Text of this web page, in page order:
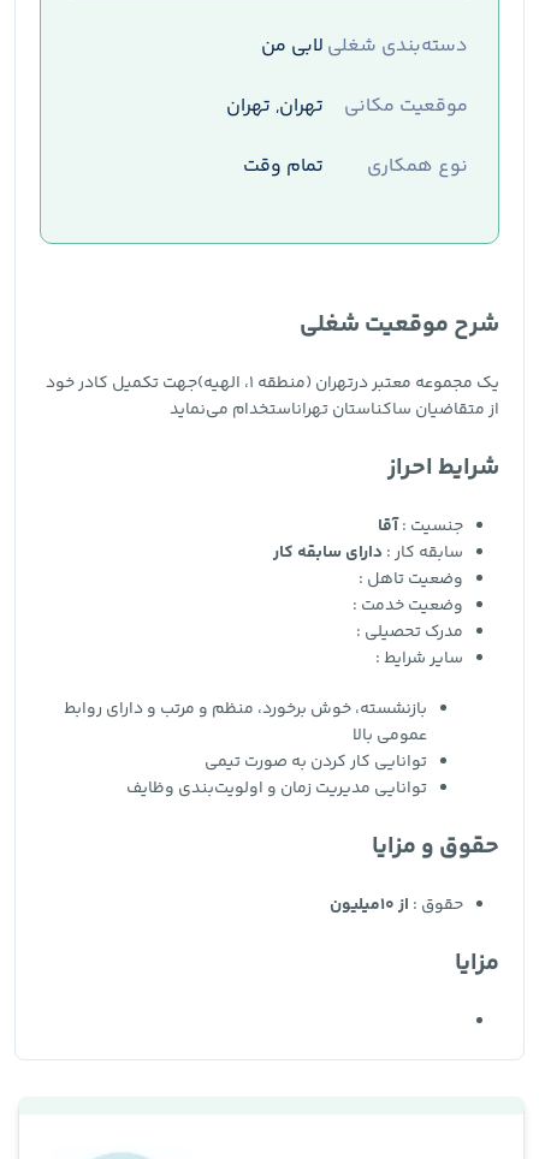
دسته‌بندی شغلی لابی من
موقعیت مکانی
تهران, تهران
نوع همکاری
تمام وقت
شرح موقعیت شغلی
یک مجموعه معتبر درتهران (منطقه ۱، الهیه)جهت تکمیل کادر خود
از متقاضیان ساکناستان تهراناستخدام می‌نماید
شرایط احراز
جنسیت :آقا
سابقه کار : دارای سابقه کار
وضعیت تاهل :
وضعیت خدمت :
مدرک تحصیلی :
سایر شرایط :
بازنشسته، خوش برخورد، منظم و مرتب و دارای روابط
عمومی بالا
توانایی کار کردن به صورت تیمی
توانایی مدیریت زمان و اولویت‌بندی وظایف
حقوق و مزایا
حقوق : از 10میلیون
مزایا